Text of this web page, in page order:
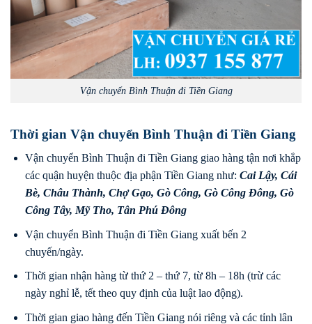
Vận chuyển Bình Thuận đi Tiền Giang
Thời gian Vận chuyển Bình Thuận đi Tiền Giang
Vận chuyển Bình Thuận đi Tiền Giang giao hàng tận nơi khắp
các quận huyện thuộc địa phận Tiền Giang như: Cai Lậy, Cái
Bè, Châu Thành, Chợ Gạo, Gò Công, Gò Công Đông, Gò
Công Tây, Mỹ Tho, Tân Phú Đông
Vận chuyển Bình Thuận đi Tiền Giang xuất bến 2
chuyến/ngày.
Thời gian nhận hàng từ thứ 2 – thứ 7, từ 8h – 18h (trừ các
ngày nghỉ lễ, tết theo quy định của luật lao động).
Thời gian giao hàng đến Tiền Giang nói riêng và các tỉnh lân